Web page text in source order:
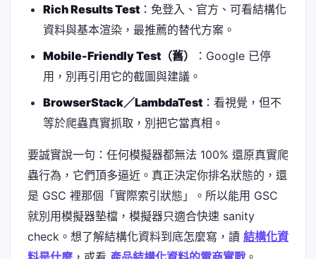
Rich Results Test：免登入、官方、可看結構化
資料與基本渲染，最推薦的替代方案。
Mobile-Friendly Test（舊）
：Google 已停
用，別再引用它的截圖與建議。
BrowserStack／LambdaTest：看視覺，但不
等於爬蟲真實抓取，別把它當真相。
要誠實說一句：任何模擬器都無法 100% 還原真實爬
蟲行為，它們頂多逼近。真正決定你排名狀態的，還
是 GSC 裡那個「實際索引狀態」。所以能用 GSC
就別用模擬器墊檔，模擬器只適合快速 sanity
check。想了解結構化資料到底怎麼寫，讀 結構化資